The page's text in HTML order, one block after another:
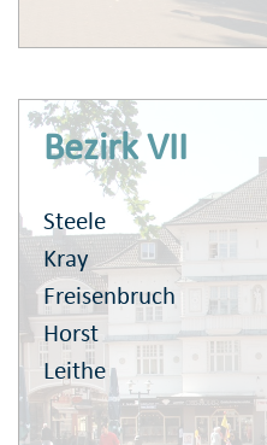
Bezirk VII
Steele
Kray
Freisenbruch
Horst
Leithe